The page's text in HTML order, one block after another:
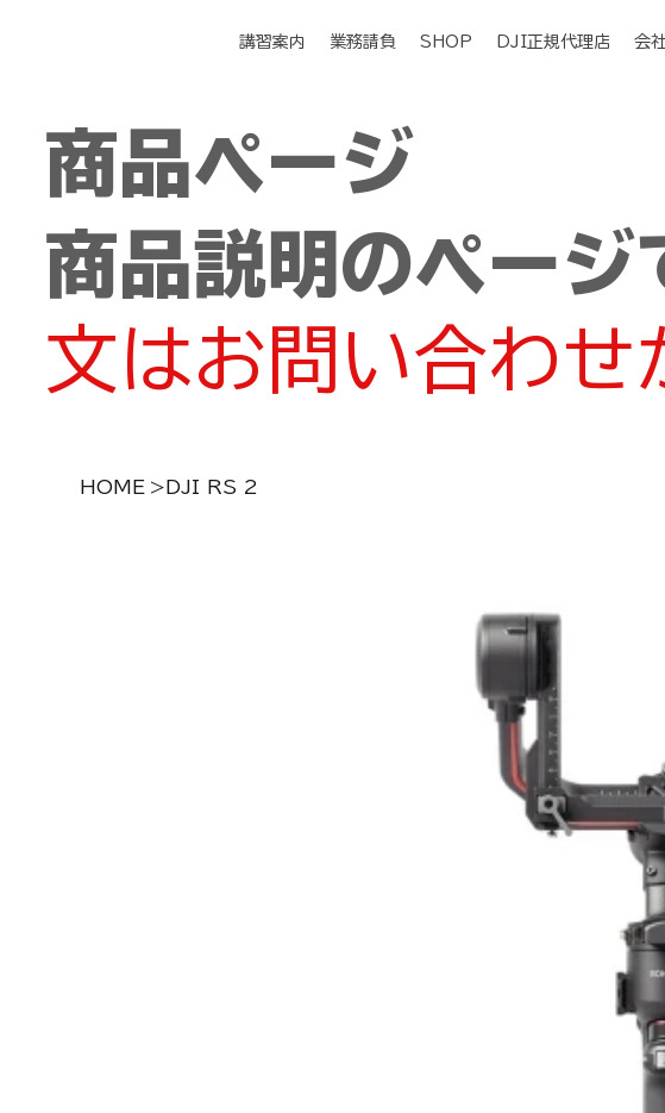
講習案内 業務請負 SHOP DJI正規代理店 会
商品ページ
商品説明のページ
文はお問い合わせ
HOME > DJI RS 2